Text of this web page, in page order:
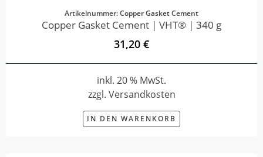
Artikelnummer: Copper Gasket Cement
Copper Gasket Cement | VHT® | 340 g
31,20 €
inkl. 20 % MwSt.
zzgl. Versandkosten
IN DEN WARENKORB